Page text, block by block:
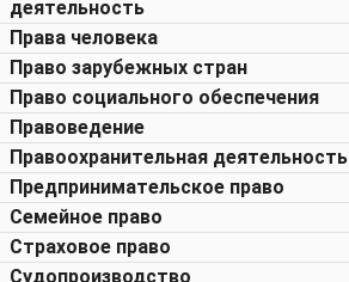
деятельность
Права человека
Право зарубежных стран
Право социального обеспечения
Правоведение
Правоохранительная деятельность
Предпринимательское право
Семейное право
Страховое право
Судопроизводство